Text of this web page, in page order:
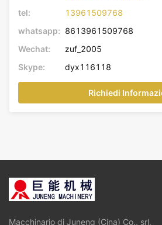
tel:
13961509768
whatsapp: 8613961509768
Wechat:
zuf_2005
Skype:
dyx116118
Richiedi
Macchinario di Juneng (Cina) Co., srl.